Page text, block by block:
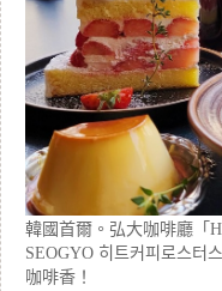
韓國首爾。弘大咖啡廳「
SEOGYO 히트커피로스터
咖啡香！